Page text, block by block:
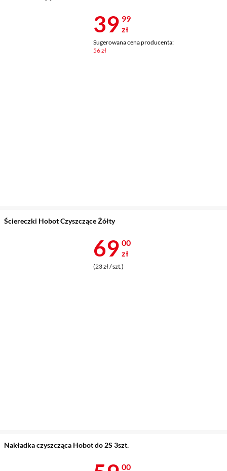
Cena 39,99
39 99
zł
Sugerowana cena producenta:
56 zł
Ściereczki Hobot Czyszczące Żółty
Cena 69 zł
69 00
zł
(23 zł / szt.)
Nakładka czyszcząca Hobot do 2S 3szt.
00